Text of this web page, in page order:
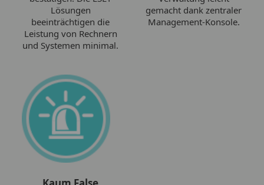
Lösungen
beeinträchtigen die
Leistung von Rechnern
und Systemen minimal.
gemacht dank zentraler
Management-Konsole.